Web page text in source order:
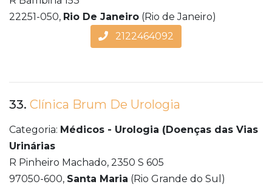
22251-050, Rio De Janeiro (Rio de Janeiro)
2122464092
33. Clínica Brum De Urologia
Categoria: Médicos - Urologia (Doenças das Vias
Urinárias
R Pinheiro Machado, 2350 S 605
97050-600, Santa Maria (Rio Grande do Sul)